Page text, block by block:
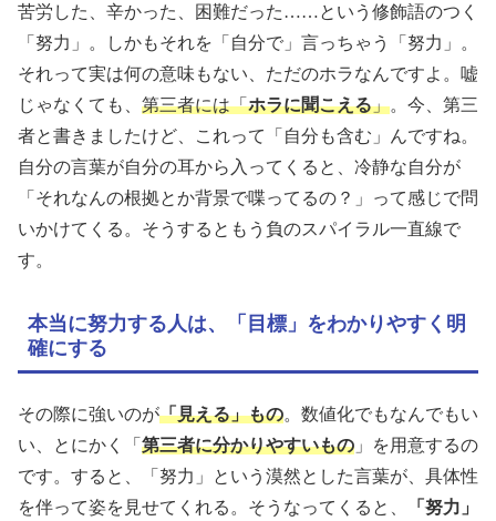
苦労した、辛かった、困難だった……という修飾語のつく
「努力」。しかもそれを「自分で」言っちゃう「努力」。
それって実は何の意味もない、ただのホラなんですよ。嘘
じゃなくても、 第三者には「ホラに聞こえる」。今、第三
者と書きましたけど、これって「自分も含む」んですね。
自分の言葉が自分の耳から入ってくると、冷静な自分が
「それなんの根拠とか背景で喋ってるの？」って感じで問
いかけてくる。そうするともう負のスパイラル一直線で
す。
本当に努力する人は、「目標」をわかりやすく明
確にする
その際に強いのが「見える」もの。数値化でもなんでもい
い、とにかく「 第三者に分かりやすいもの 」を用意するの
です。すると、「努力」という漠然とした言葉が、具体性
を伴って姿を見せてくれる。そうなってくると、
「努力」